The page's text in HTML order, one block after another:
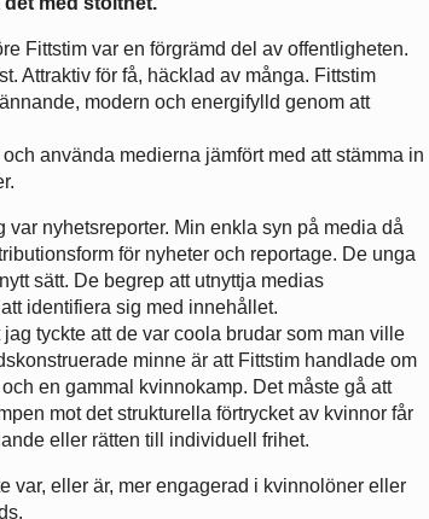
Fittstim var en förgrämd del av offentligheten.
Attraktiv för få, häcklad av många. Fittstim
modern och energifylld genom att
använda medierna jämfört med att stämma in
var nyhetsreporter. Min enkla syn på media då
för nyheter och reportage. De unga
sätt. De begrep att utnyttja medias
identifiera sig med innehållet.
tyckte att de var coola brudar som man ville
minne är att Fittstim handlade om
en gammal kvinnokamp. Det måste gå att
mot det strukturella förtrycket av kvinnor får
eller rätten till individuell frihet.
var, eller är, mer engagerad i kvinnolöner eller